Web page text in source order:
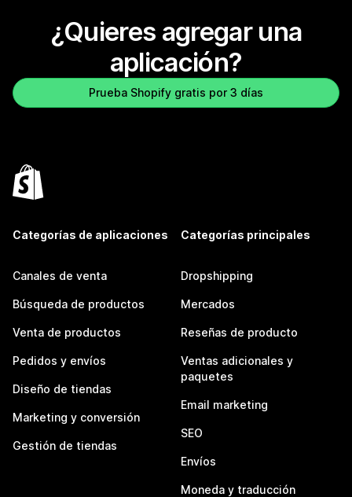
¿Quieres agregar una
aplicación?
Prueba Shopify gratis por 3 días
Categorías de aplicaciones
Canales de venta
Búsqueda de productos
Venta de productos
Pedidos y envíos
Diseño de tiendas
Marketing y conversión
Gestión de tiendas
Categorías principales
Dropshipping
Mercados
Reseñas de producto
Ventas adicionales y
paquetes
Email marketing
SEO
Envíos
Moneda y traducción